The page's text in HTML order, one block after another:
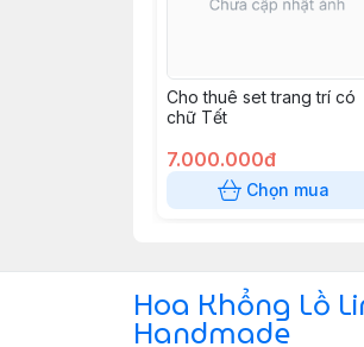
Cho thuê set trang trí có
chữ Tết
7.000.000đ
Chọn mua
Hoa Khổng Lồ
Handmade